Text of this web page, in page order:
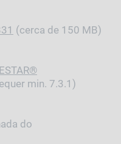
(cerca de 150 MB)
min. 7.3.1)
do